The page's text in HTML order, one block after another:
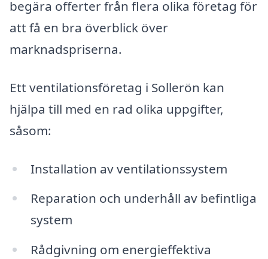
begära offerter från flera olika företag för
att få en bra överblick över
marknadspriserna.
Ett ventilationsföretag i Sollerön kan
hjälpa till med en rad olika uppgifter,
såsom:
Installation av ventilationssystem
Reparation och underhåll av befintliga
system
Rådgivning om energieffektiva